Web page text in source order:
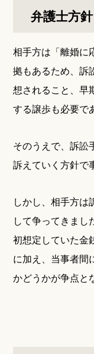
弁護士方
相手方は「離婚に
拠もあるため、訴
想されること、早
する譲歩も必要で
そのうえで、訴訟
訴えていく方針で
しかし、相手方は
して争ってきまし
初想定していた金
に加え、当事者間
かどうかが争点と